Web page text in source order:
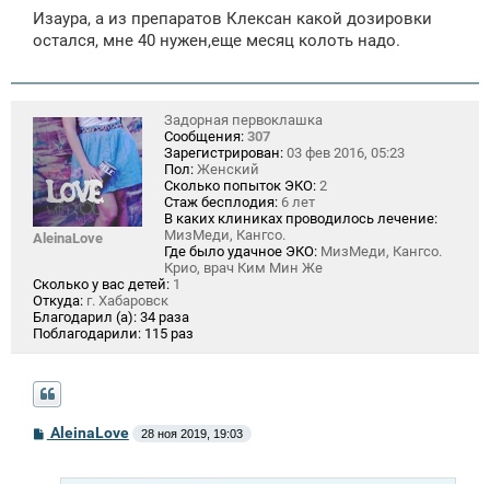
б
щ
и
Изаура, а из препаратов Клексан какой дозировки
остался, мне 40 нужен,еще месяц колоть надо.
AleinaLove
Задорная первоклашка
Сообщения: 307
Зарегистрирован: 03 фев 2016, 05:23
Пол: Женский
Сколько попыток ЭКО: 2
Стаж бесплодия: 6 лет
В каких клиниках проводилось лечение:
МизМеди, Кангсо.
Где было удачное ЭКО: МизМеди, Кангсо.
Крио, врач Ким Мин Же
Сколько у вас детей: 1
Откуда: г. Хабаровск
Благодарил (а): 34 раза
Поблагодарили: 115 раз
С
о
AleinaLove 28 ноя 2019, 19:03